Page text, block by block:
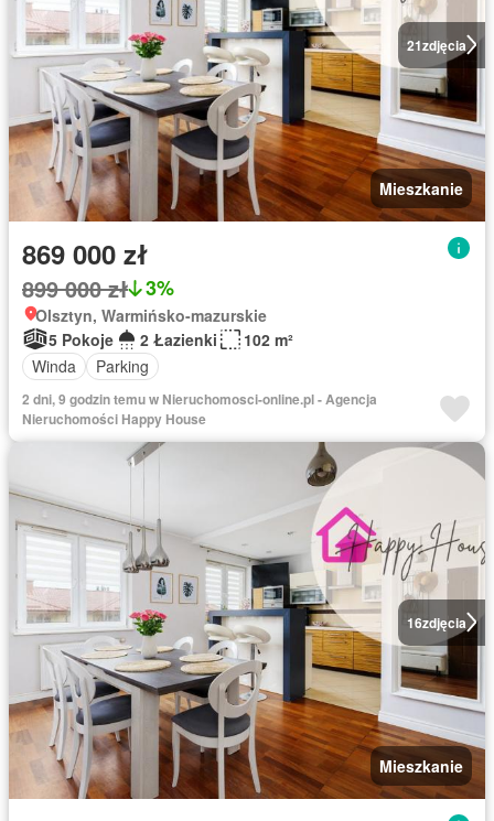
21zdjęcia
Mieszkanie
869 000 zł
899 000 zł 3%
Olsztyn, Warmińsko-mazurskie
5 Pokoje
2 Łazienki
102 m²
Winda
Parking
2 dni, 9 godzin temu w Nieruchomosci-online.pl - Agencja
Nieruchomości Happy House
16zdjęcia
Mieszkanie